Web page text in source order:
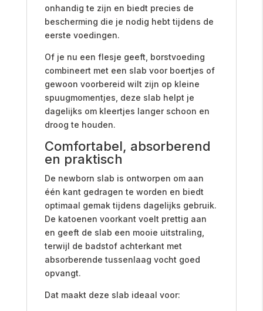
onhandig te zijn en biedt precies de
bescherming die je nodig hebt tijdens de
eerste voedingen.
Of je nu een flesje geeft, borstvoeding
combineert met een slab voor boertjes of
gewoon voorbereid wilt zijn op kleine
spuugmomentjes, deze slab helpt je
dagelijks om kleertjes langer schoon en
droog te houden.
Comfortabel, absorberend
en praktisch
De newborn slab is ontworpen om aan
één kant gedragen te worden en biedt
optimaal gemak tijdens dagelijks gebruik.
De katoenen voorkant voelt prettig aan
en geeft de slab een mooie uitstraling,
terwijl de badstof achterkant met
absorberende tussenlaag vocht goed
opvangt.
Dat maakt deze slab ideaal voor: